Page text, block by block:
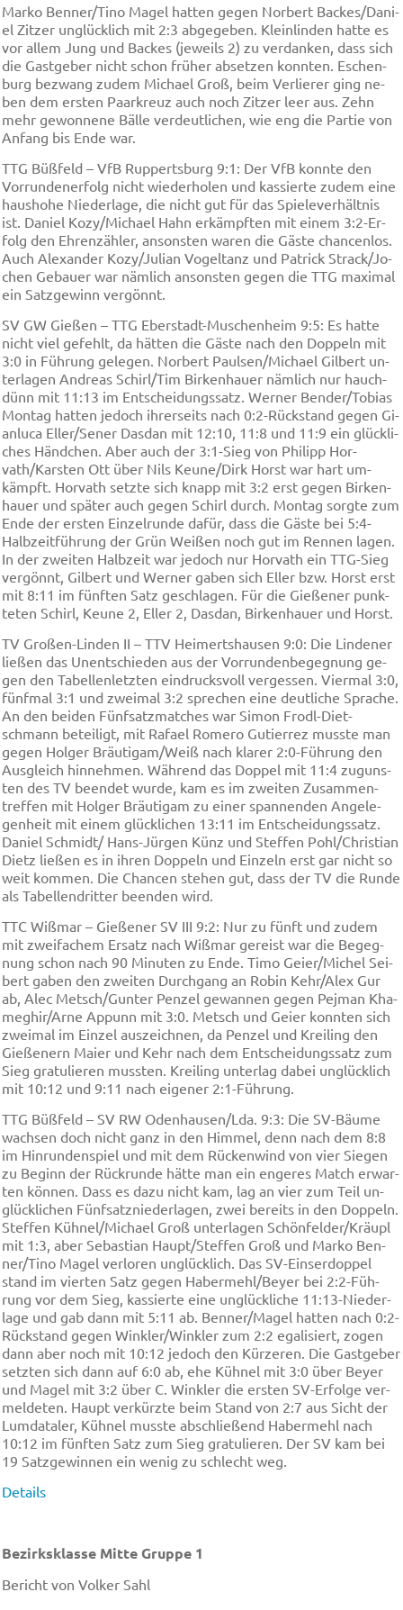
Mar­ko Ben­ner/Ti­no Ma­gel hat­ten ge­gen Nor­bert Ba­ckes/Da­ni­
el Zit­zer un­glü­cklich mit 2:3 ab­ge­ge­ben. Klein­lin­den hat­te es
vor al­lem Jung und Ba­ckes (je­weils 2) zu ver­dan­ken, dass sich
die Gast­ge­ber nicht schon frü­her ab­set­zen konn­ten. Eschen­
burg be­zwang zu­dem Mi­cha­el Groß, beim Ver­lie­rer ging ne­
ben dem er­sten Paar­kreuz auch noch Zit­zer leer aus. Zehn
mehr ge­won­ne­ne Bäl­le ver­deut­li­chen, wie eng die Par­tie von
An­fang bis En­de war.
TTG Büß­feld – VfB Rup­perts­burg 9:1: Der VfB konn­te den
Vor­run­den­er­folg nicht wie­der­ho­len und kas­sier­te zu­dem ei­ne
haus­ho­he Nie­der­la­ge, die nicht gut für das Spie­le­ver­hält­nis
ist. Da­ni­el Ko­zy/Mi­cha­el Hahn er­käm­pften mit ei­nem 3:2-Er­
folg den Eh­ren­zäh­ler, an­sons­ten wa­ren die Gäs­te chan­cen­los.
Auch Ale­xan­der Ko­zy/Ju­li­an Vo­gel­tanz und Pa­trick Strack/Jo­
chen Ge­bau­er war näm­lich an­sons­ten ge­gen die TTG ma­xi­mal
ein Satz­ge­winn ver­gönnt.
SV GW Gie­ßen – TTG Ebers­tadt-Mu­schen­heim 9:5: Es hat­te
nicht viel ge­fehlt, da hät­ten die Gäs­te nach den Dop­peln mit
3:0 in Füh­rung ge­le­gen. Nor­bert Paul­sen/Mi­cha­el Gil­bert un­
ter­la­gen An­dre­as Schirl/Tim Bir­ken­hau­er näm­lich nur hauch­
dünn mit 11:13 im Ent­schei­dungs­satz. Wer­ner Ben­der/To­bi­as
Mon­tag hat­ten je­doch ih­rer­seits nach 0:2-Rück­stand ge­gen Gi­
an­lu­ca El­ler/Se­ner Das­dan mit 12:10, 11:8 und 11:9 ein glü­ckli­
ches Händ­chen. Aber auch der 3:1-Sieg von Phi­lipp Hor­
vath/Kars­ten Ott über Nils Keu­ne/Dirk Horst war hart um­
kämpft. Hor­vath setz­te sich knapp mit 3:2 erst ge­gen Bir­ken­
hau­er und spä­ter auch ge­gen Schirl durch. Mon­tag sorg­te zum
En­de der er­sten Ein­zel­run­de da­für, dass die Gäs­te bei 5:4-
Halb­zeit­füh­rung der Grün Wei­ßen noch gut im Ren­nen la­gen.
In der zwei­ten Halb­zeit war je­doch nur Hor­vath ein TTG-Sieg
ver­gönnt, Gil­bert und Wer­ner ga­ben sich El­ler bzw. Horst erst
mit 8:11 im fünf­ten Satz ge­schla­gen. Für die Gie­ße­ner punk­
te­ten Schirl, Keu­ne 2, El­ler 2, Das­dan, Bir­ken­hau­er und Horst.
TV Gro­ßen-Lin­den II – TTV Hei­merts­hau­sen 9:0: Die Lin­de­ner
lie­ßen das Un­ent­schie­den aus der Vor­run­den­be­geg­nung ge­
gen den Ta­bel­len­letz­ten ein­dru­cksvoll ver­ges­sen. Vier­mal 3:0,
fünf­mal 3:1 und zwei­mal 3:2 spre­chen ei­ne deut­li­che Spra­che.
An den bei­den Fünf­satz­mat­ches war Si­mon Frodl-Diet­
schmann be­tei­ligt, mit Ra­fa­el Ro­me­ro Gu­tier­rez muss­te man
ge­gen Hol­ger Bräu­ti­gam/Weiß nach kla­rer 2:0-Füh­rung den
Aus­gleich hin­neh­men. Wäh­rend das Dop­pel mit 11:4 zu­guns­
ten des TV be­en­det wur­de, kam es im zwei­ten Zu­sam­men­
tref­fen mit Hol­ger Bräu­ti­gam zu ei­ner span­nen­den An­ge­le­
gen­heit mit ei­nem glü­ckli­chen 13:11 im Ent­schei­dungs­satz.
Da­ni­el Schmidt/ Hans-Jür­gen Künz und Stef­fen Pohl/Chris­ti­an
Dietz lie­ßen es in ih­ren Dop­peln und Ein­zeln erst gar nicht so
weit kom­men. Die Chan­cen ste­hen gut, dass der TV die Run­de
als Ta­bel­len­drit­ter be­en­den wird.
TTC Wiß­mar – Gie­ße­ner SV III 9:2: Nur zu fünft und zu­dem
mit zwei­fa­chem Er­satz nach Wiß­mar ge­reist war die Be­geg­
nung schon nach 90 Mi­nu­ten zu En­de. Ti­mo Gei­er/Mi­chel Sei­
bert ga­ben den zwei­ten Durch­gang an Ro­bin Kehr/Alex Gur
ab, Alec Metsch/Gun­ter Pen­zel ge­wan­nen ge­gen Pej­man Kha­
meg­hir/Ar­ne Ap­punn mit 3:0. Metsch und Gei­er konn­ten sich
zwei­mal im Ein­zel aus­zeich­nen, da Pen­zel und Krei­ling den
Gie­ße­nern Mai­er und Kehr nach dem Ent­schei­dungs­satz zum
Sieg gra­tu­lie­ren muss­ten. Krei­ling un­ter­lag da­bei un­glü­cklich
mit 10:12 und 9:11 nach ei­ge­ner 2:1-Füh­rung.
TTG Büß­feld – SV RW Oden­hau­sen/Lda. 9:3: Die SV-Bäu­me
wach­sen doch nicht ganz in den Him­mel, denn nach dem 8:8
im Hin­run­den­spiel und mit dem Rü­cken­wind von vier Sie­gen
zu Be­ginn der Rück­run­de hät­te man ein en­ge­res Match er­war­
ten kön­nen. Dass es da­zu nicht kam, lag an vier zum Teil un­
glü­ckli­chen Fünf­satz­nie­der­la­gen, zwei be­reits in den Dop­peln.
Stef­fen Küh­nel/Mi­cha­el Groß un­ter­la­gen Schön­fel­der/Kräupl
mit 1:3, aber Se­bas­ti­an Haupt/Stef­fen Groß und Mar­ko Ben­
ner/Ti­no Ma­gel ver­lo­ren un­glü­cklich. Das SV-Ein­ser­dop­pel
stand im vier­ten Satz ge­gen Ha­ber­mehl/Be­yer bei 2:2-Füh­
rung vor dem Sieg, kas­sier­te ei­ne un­glü­ckli­che 11:13-Nie­der­
la­ge und gab dann mit 5:11 ab. Ben­ner/Ma­gel hat­ten nach 0:2-
Rück­stand ge­gen Wink­ler/Wink­ler zum 2:2 ega­li­siert, zo­gen
dann aber noch mit 10:12 je­doch den Kür­ze­ren. Die Gast­ge­ber
setz­ten sich dann auf 6:0 ab, ehe Küh­nel mit 3:0 über Be­yer
und Ma­gel mit 3:2 über C. Wink­ler die er­sten SV-Er­fol­ge ver­
mel­de­ten. Haupt ver­kürz­te beim Stand von 2:7 aus Sicht der
Lum­da­ta­ler, Küh­nel muss­te ab­schlie­ßend Ha­ber­mehl nach
10:12 im fünf­ten Satz zum Sieg gra­tu­lie­ren. Der SV kam bei
19 Satz­ge­win­nen ein we­nig zu schlecht weg.
Details
Bezirksklasse Mitte Gruppe 1
Bericht von Volker Sahl